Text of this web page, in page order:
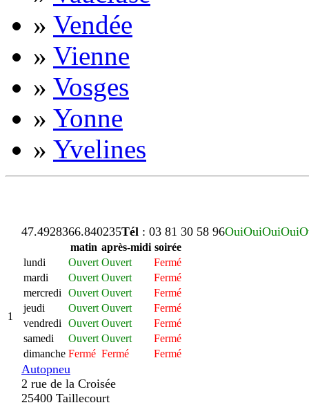
» Vendée
» Vienne
» Vosges
» Yonne
» Yvelines
1
47.4928366.840235Tél : 03 81 30 58 96OuiOuiOuiOui
matin après-midi soirée
lundi
Ouvert Ouvert
Fermé
mardi
Ouvert Ouvert
Fermé
mercredi
Ouvert Ouvert
Fermé
jeudi
Ouvert Ouvert
Fermé
vendredi
Ouvert Ouvert
Fermé
samedi
Ouvert Ouvert
Fermé
dimanche Fermé Fermé Fermé
Autopneu
2 rue de la Croisée
25400 Taillecourt